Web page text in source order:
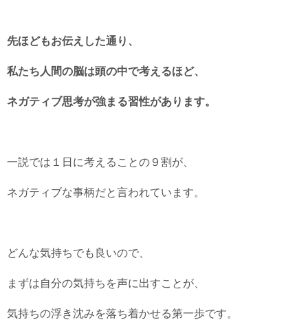
先ほどもお伝えした通り、
私たち人間の脳は頭の中で考えるほど、
ネガティブ思考が強まる習性があります。
一説では１日に考えることの９割が、
ネガティブな事柄だと言われています。
どんな気持ちでも良いので、
まずは自分の気持ちを声に出すことが、
気持ちの浮き沈みを落ち着かせる第一歩です。